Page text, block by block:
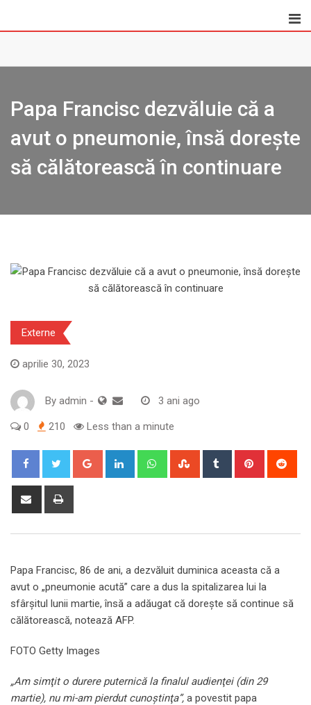
Papa Francisc dezvăluie că a
avut o pneumonie, însă doreşte
să călătorească în continuare
Externe
aprilie 30, 2023
By admin - 3 ani ago
0 210 Less than a minute
Google+ LinkedIn WhatsappStumbleUpon
Tumblr Pinterest
Share
Papa Francisc, 86 de ani, a dezvăluit duminica aceasta că a
avut o „pneumonie acută” care a dus la spitalizarea lui la
sfârşitul lunii martie, însă a adăugat că doreşte să continue să
călătorească, notează AFP.
FOTO Getty Images
„Am simţit o durere puternică la finalul audienţei (din 29
martie), nu mi-am pierdut cunoştinţa”, a povestit papa